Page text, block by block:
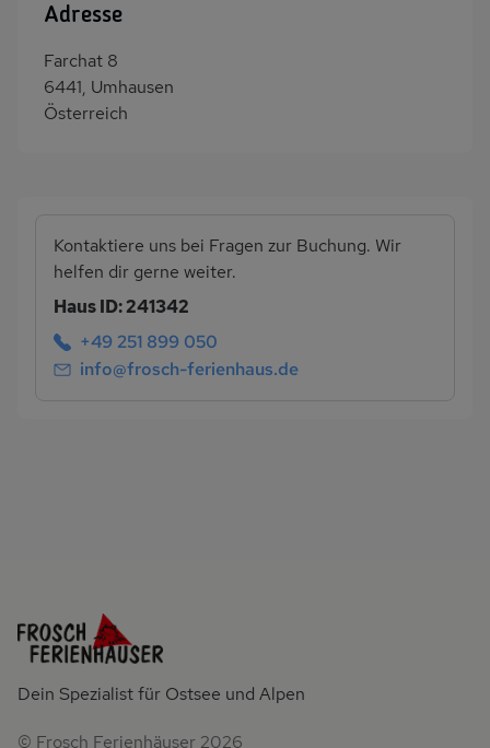
Adresse
Farchat 8
6441, Umhausen
Österreich
Kontaktiere uns bei Fragen zur Buchung. Wir
helfen dir gerne weiter.
Haus ID: 241342
+49 251 899 050
info@frosch-ferienhaus.de
Dein Spezialist für Ostsee und Alpen
© Frosch Ferienhäuser 2026